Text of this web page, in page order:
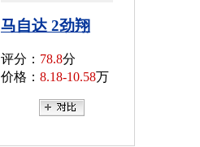
马自达 2劲翔
评分： 78.8分
价格： 8.18-10.58万